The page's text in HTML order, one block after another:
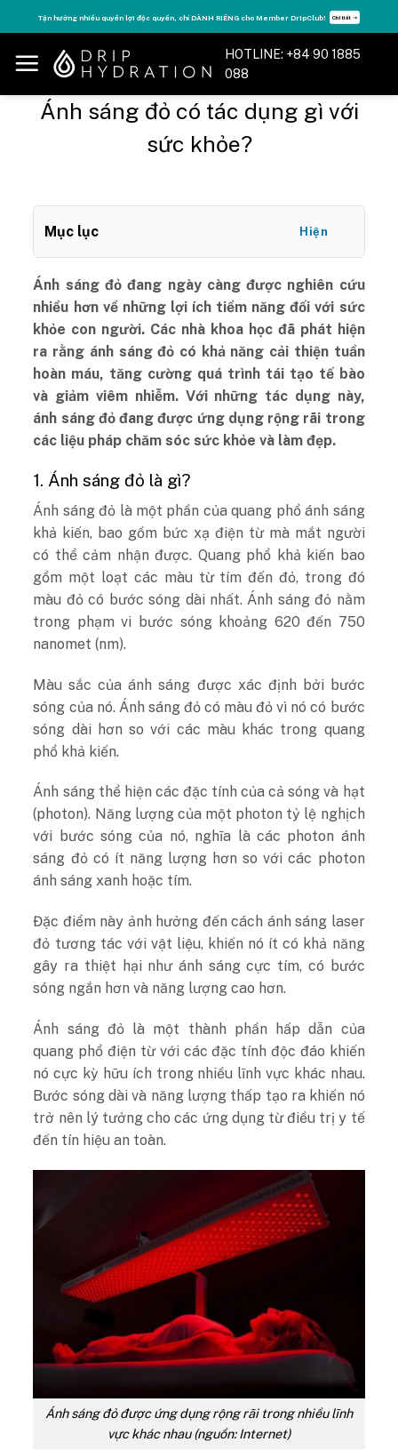
to
content
Tận hưởng nhiều quyền lợi độc quyền, chỉ DÀNH RIÊNG cho Member DripClub! Chi tiết ➝
HOTLINE: +84 90 1885
088
Ánh sáng đỏ có tác dụng gì với
sức khỏe?
Mục lục Hiện
Ánh sáng đỏ đang ngày càng được nghiên cứu
nhiều hơn về những lợi ích tiềm năng đối với sức
khỏe con người. Các nhà khoa học đã phát hiện
ra rằng ánh sáng đỏ có khả năng cải thiện tuần
hoàn máu, tăng cường quá trình tái tạo tế bào
và giảm viêm nhiễm. Với những tác dụng này,
ánh sáng đỏ đang được ứng dụng rộng rãi trong
các liệu pháp chăm sóc sức khỏe và làm đẹp.
1. Ánh sáng đỏ là gì?
Ánh sáng đỏ là một phần của quang phổ ánh sáng
khả kiến, bao gồm bức xạ điện từ mà mắt người
có thể cảm nhận được. Quang phổ khả kiến ​​bao
gồm một loạt các màu từ tím đến đỏ, trong đó
màu đỏ có bước sóng dài nhất. Ánh sáng đỏ nằm
trong phạm vi bước sóng khoảng 620 đến 750
nanomet (nm).
Màu sắc của ánh sáng được xác định bởi bước
sóng của nó. Ánh sáng đỏ có màu đỏ vì nó có bước
sóng dài hơn so với các màu khác trong quang
phổ khả kiến.
Ánh sáng thể hiện các đặc tính của cả sóng và hạt
(photon). Năng lượng của một photon tỷ lệ nghịch
với bước sóng của nó, nghĩa là các photon ánh
sáng đỏ có ít năng lượng hơn so với các photon
ánh sáng xanh hoặc tím.
Đặc điểm này ảnh hưởng đến cách ánh sáng laser
đỏ tương tác với vật liệu, khiến nó ít có khả năng
gây ra thiệt hại như ánh sáng cực tím, có bước
sóng ngắn hơn và năng lượng cao hơn.
Ánh sáng đỏ là một thành phần hấp dẫn của
quang phổ điện từ với các đặc tính độc đáo khiến
nó cực kỳ hữu ích trong nhiều lĩnh vực khác nhau.
Bước sóng dài và năng lượng thấp tạo ra khiến nó
trở nên lý tưởng cho các ứng dụng từ điều trị y tế
đến tín hiệu an toàn.
Ánh sáng đỏ được ứng dụng rộng rãi trong nhiều lĩnh
vực khác nhau (nguồn: Internet)